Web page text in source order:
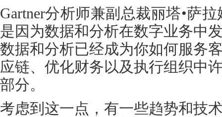
Gartner分析师兼副总裁丽塔•萨
是因为数据和分析在数字业务中
数据和分析已经成为你如何服务
应链、优化财务以及执行组织中
部分。
考虑到这一点，有一些趋势和技